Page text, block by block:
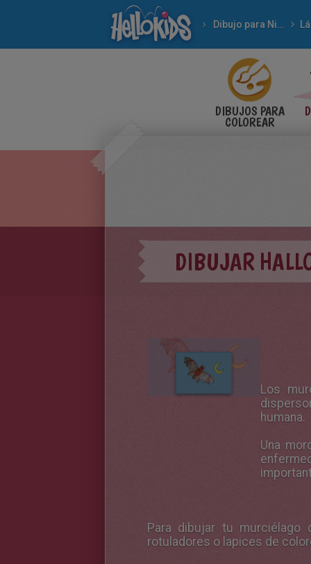
Dibujo para Niños
DIBUJOS PARA
COLOREAR
DIBUJAR
Los
humana.
Una
Para dibujar tu
rotuladores o lapices de